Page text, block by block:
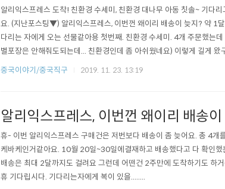
알리익스프레스 도착! 친환경 수세미, 친환경 대나무 아동 칫솔~ 기다
요. (지난포스팅▼) 알리익스프레스, 이번껀 왜이리 배송이 늦지? 약 1
다리는 자에게 오는 선물같아용 첫번째. 친환경 수세미. 4개 주문했는
별포장은 안해줘도되는데... 친환경인데 좀 아쉬웠네요) 이렇게 길게 왔
어차피 물 묻히면 바로 펴져서 쓰는데는 지장 없구요, 가위로 잘라서 취
중국이야기/중국직구 2019. 11. 23. 13:19
알리익스프레스, 이번껀 왜이리 배송
휴- 이번 알리익스프레스 구매건은 저번보다 배송이 좀 늦어요. 총 4개
케바케인거같아요. 10월 20일~30일에결재하고 배송했다고 다 확인했
배송은 최대 2달까지도 걸려요 그런데 어떤건 2주만에 도착하기도 하
휴 기다립시다. 기다리는자에게 복이 있을........